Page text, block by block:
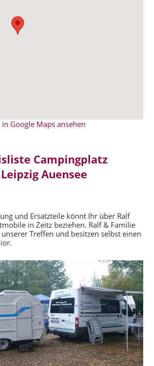
in Google Maps ansehen
Campingplatz
Leipzig Auensee
und Ersatzteile könnt Ihr über Ralf
in Zeitz beziehen. Ralf & Familie
Treffen und besitzen selbst einen